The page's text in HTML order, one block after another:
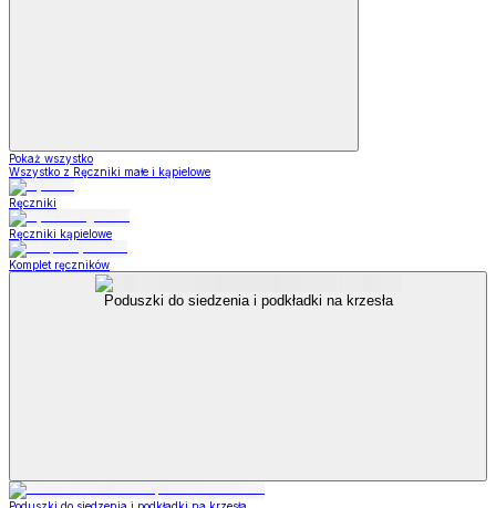
Pokaż wszystko
Wszystko z Ręczniki małe i kąpielowe
Ręczniki
Ręczniki kąpielowe
Komplet ręczników
Poduszki do siedzenia i podkładki na krzesła